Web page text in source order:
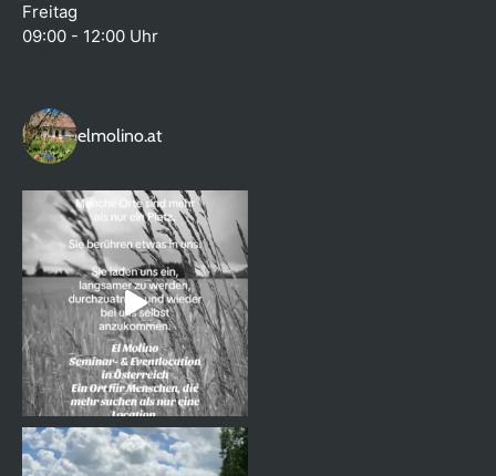
Freitag
09:00 - 12:00 Uhr
elmolino.at